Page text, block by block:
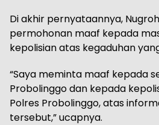
Di akhir pernyataannya,
permohonan maaf kepada
kepolisian atas kegaduhan
“Saya meminta maaf kepada
Probolinggo dan kepada
Polres Probolinggo, atas
tersebut,” ucapnya.